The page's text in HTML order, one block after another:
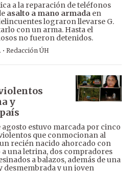
a la reparación de teléfonos
asalto a mano armada en
lograron llevarse G.
con un arma. Hasta el
no fueron detenidos.
· Redacción ÚH
y
estuvo marcada por cinco
que conmocionan al
recién nacido ahorcado con
una letrina, dos compradores
a balazos, además de una
desmembrada y un joven